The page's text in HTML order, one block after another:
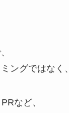
ングではなく、
など、